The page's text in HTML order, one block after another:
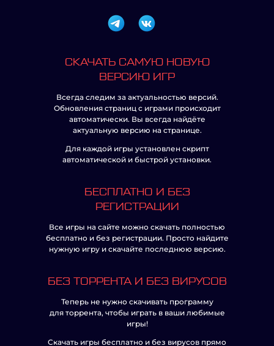
СКАЧАТЬ САМУЮ НОВУЮ
ВЕРСИЮ ИГР
Всегда следим за актуальностью версий.
Обновления страниц с играми происходит
автоматически. Вы всегда найдёте
актуальную версию на странице.
Для каждой игры установлен скрипт
автоматической и быстрой установки.
БЕСПЛАТНО И БЕЗ
РЕГИСТРАЦИИ
Все игры на сайте можно скачать полностью
бесплатно и без регистрации. Просто найдите
нужную игру и скачайте последнюю версию.
БЕЗ ТОРРЕНТА И БЕЗ ВИРУСОВ
Теперь не нужно скачивать программу
для торрента, чтобы играть в ваши любимые
игры!
Скачать игры бесплатно и без вирусов прямо